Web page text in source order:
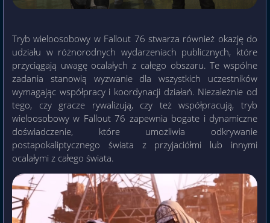
Tryb wieloosobowy w Fallout 76 stwarza również okazję do
udziału w różnorodnych wydarzeniach publicznych, które
przyciągają uwagę ocalałych z całego obszaru. Te wspólne
zadania stanowią wyzwanie dla wszystkich uczestników
wymagając współpracy i koordynacji działań. Niezależnie od
tego, czy gracze rywalizują, czy też współpracują, tryb
wieloosobowy w Fallout 76 zapewnia bogate i dynamiczne
doświadczenie, które umożliwia odkrywanie
postapokaliptycznego świata z przyjaciółmi lub innymi
ocalałymi z całego świata.